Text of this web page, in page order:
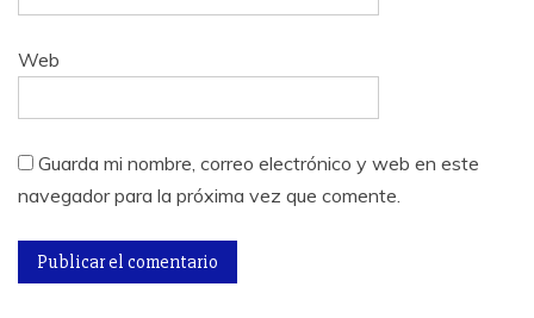
Web
Guarda mi nombre, correo electrónico y web en este
navegador para la próxima vez que comente.